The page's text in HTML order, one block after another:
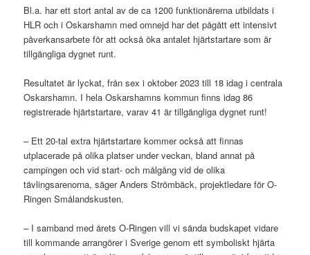
Bl.a. har ett stort antal av de ca 1200 funktionärerna utbildats i
HLR och i Oskarshamn med omnejd har det pågått ett intensivt
påverkansarbete för att också öka antalet hjärtstartare som är
tillgängliga dygnet runt.
Resultatet är lyckat, från sex i oktober 2023 till 18 idag i centrala
Oskarshamn. I hela Oskarshamns kommun finns idag 86
registrerade hjärtstartare, varav 41 är tillgängliga dygnet runt!
– Ett 20-tal extra hjärtstartare kommer också att finnas
utplacerade på olika platser under veckan, bland annat på
campingen och vid start- och målgång vid de olika
tävlingsarenorna, säger Anders Strömbäck, projektledare för O-
Ringen Smålandskusten.
– I samband med årets O-Ringen vill vi sända budskapet vidare
till kommande arrangörer i Sverige genom ett symboliskt hjärta